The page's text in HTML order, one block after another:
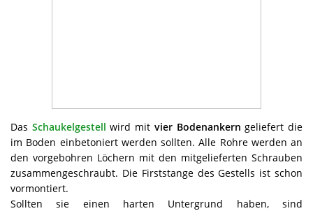
Das Schaukelgestell wird mit vier Bodenankern geliefert die
im Boden einbetoniert werden sollten. Alle Rohre werden an
den vorgebohren Löchern mit den mitgelieferten Schrauben
zusammengeschraubt. Die Firststange des Gestells ist schon
vormontiert.
Sollten sie einen harten Untergrund haben, sind